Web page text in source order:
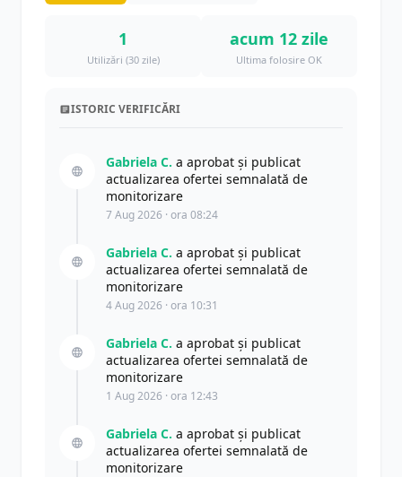
1
Utilizări (30 zile)
acum 12 zile
Ultima folosire OK
ISTORIC VERIFICĂRI
Gabriela C. a aprobat și publicat
actualizarea ofertei semnalată de
monitorizare
7 Aug 2026 · ora 08:24
Gabriela C. a aprobat și publicat
actualizarea ofertei semnalată de
monitorizare
4 Aug 2026 · ora 10:31
Gabriela C. a aprobat și publicat
actualizarea ofertei semnalată de
monitorizare
1 Aug 2026 · ora 12:43
Gabriela C. a aprobat și publicat
actualizarea ofertei semnalată de
monitorizare